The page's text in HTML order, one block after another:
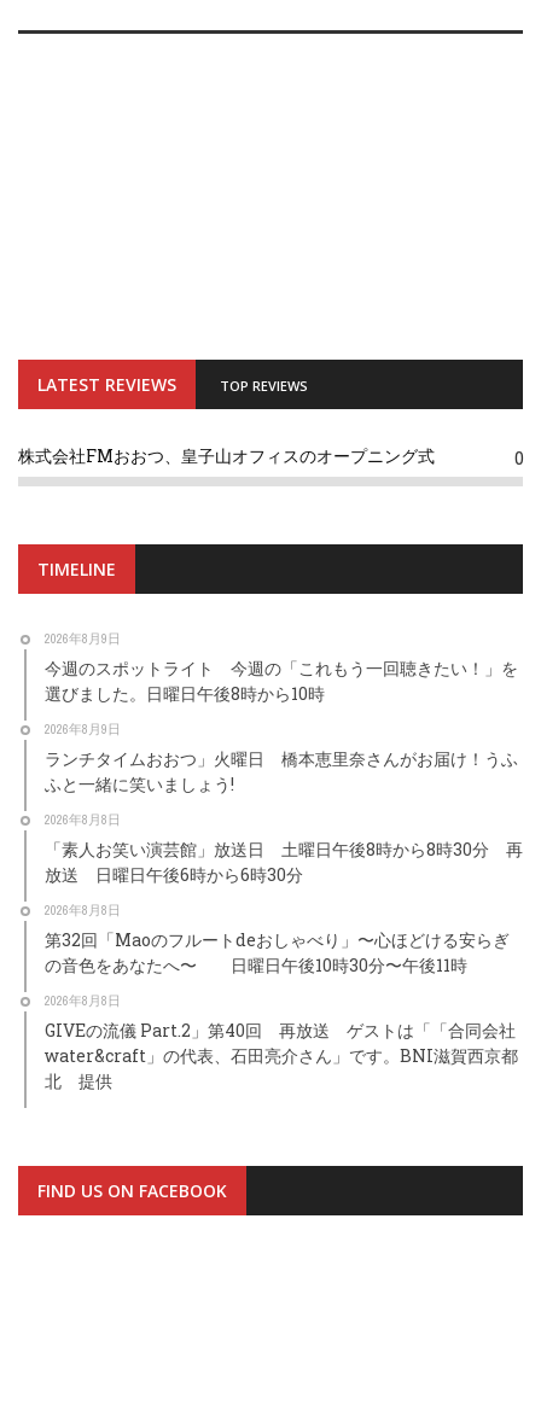
LATEST REVIEWS TOP REVIEWS
株式会社FMおおつ、皇子山オフィスのオープニング式 0
TIMELINE
2026年8月9日
今週のスポットライト 今週の「これもう一回聴きたい！」を
選びました。日曜日午後8時から10時
2026年8月9日
ランチタイムおおつ」火曜日 橋本恵里奈さんがお届け！うふ
ふと一緒に笑いましょう!
2026年8月8日
「素人お笑い演芸館」放送日 土曜日午後8時から8時30分 再
放送 日曜日午後6時から6時30分
2026年8月8日
第32回「Maoのフルートdeおしゃべり」〜心ほどける安らぎ
の音色をあなたへ〜 日曜日午後10時30分〜午後11時
2026年8月8日
GIVEの流儀 Part.2」第40回 再放送 ゲストは「「合同会社
water&craft」の代表、石田亮介さん」です。BNI滋賀西京都
北 提供
FIND US ON FACEBOOK